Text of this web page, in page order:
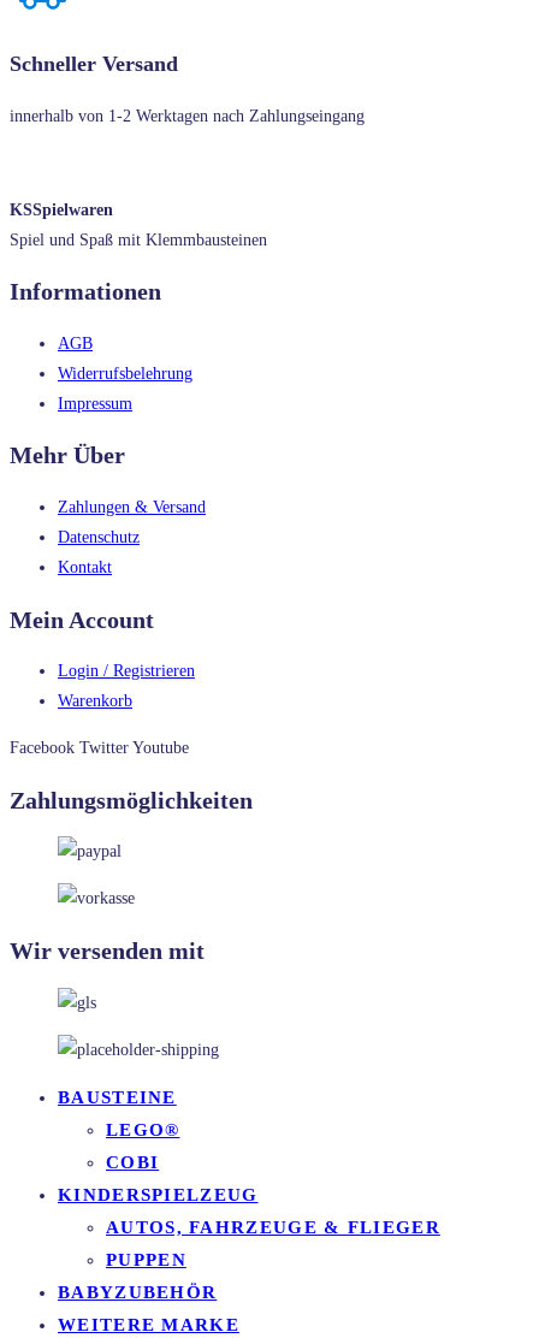
Schneller Versand
innerhalb von 1-2 Werktagen nach Zahlungseingang
KSSpielwaren
Spiel und Spaß mit Klemmbausteinen
Informationen
AGB
Widerrufsbelehrung
Impressum
Mehr Über
Zahlungen & Versand
Datenschutz
Kontakt
Mein Account
Login / Registrieren
Warenkorb
Facebook Twitter Youtube
Zahlungsmöglichkeiten
Wir versenden mit
BAUSTEINE
LEGO®
COBI
KINDERSPIELZEUG
AUTOS, FAHRZEUGE & FLIEGER
PUPPEN
BABYZUBEHÖR
WEITERE MARKE